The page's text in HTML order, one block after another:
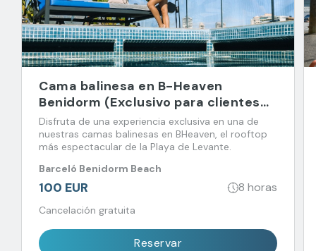
Cama balinesa en B-Heaven
Benidorm (Exclusivo para clientes
alojados)
Disfruta de una experiencia exclusiva en una de
nuestras camas balinesas en BHeaven, el rooftop
más espectacular de la Playa de Levante.
Barceló Benidorm Beach
100 EUR 8 horas
Cancelación gratuita
Reservar